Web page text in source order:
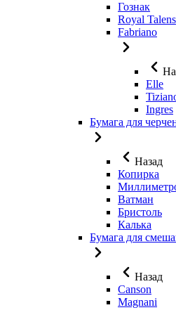
Гознак
Royal Talens
Fabriano
Elle
Ingres
Бумага для
Назад
Копирка
Ватман
Бристоль
Калька
Бумага для
Назад
Canson
Magnani